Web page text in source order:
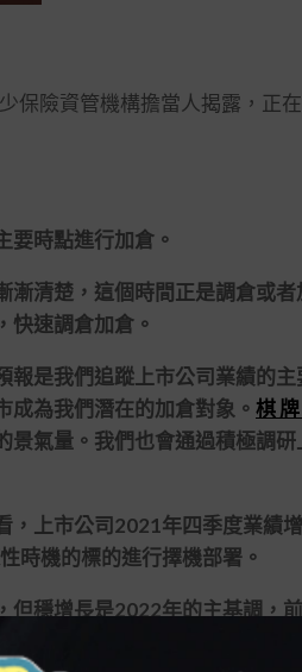
險資管機構擔當人揭露，正
時點進行加倉。
清楚，這個時間正是調倉或者
快速調倉加倉。
是我們追蹤上市公司業績的主
為我們潛在的加倉對象。 棋
氣量。我們也會通過積極調研
上市公司2021年四季度業績
時機的標的進行擇機部署。
穩增長是2022年的主基調，前
為機構提供了一個對照好的建